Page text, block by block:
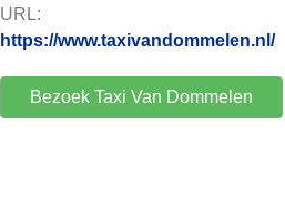
URL:
https://www.taxivandommelen.nl/
Bezoek Taxi Van Dommelen